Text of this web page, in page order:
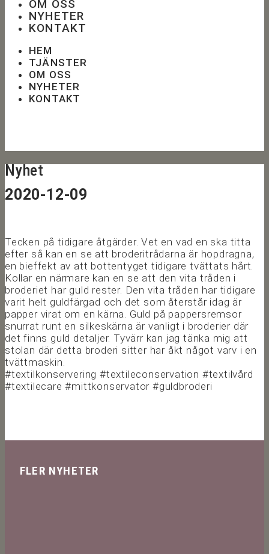
OM OSS
NYHETER
KONTAKT
HEM
TJÄNSTER
OM OSS
NYHETER
KONTAKT
Nyhet
2020-12-09
Tecken på tidigare åtgärder. Vet en vad en ska titta
efter så kan en se att broderitrådarna är hopdragna,
en bieffekt av att bottentyget tidigare tvättats hårt.
Kollar en närmare kan en se att den vita tråden i
broderiet har guld rester. Den vita tråden har tidigare
varit helt guldfärgad och det som återstår idag är
papper virat om en kärna. Guld på pappersremsor
snurrat runt en silkeskärna är vanligt i broderier där
det finns guld detaljer. Tyvärr kan jag tänka mig att
stolan där detta broderi sitter har åkt något varv i en
tvättmaskin.
#textilkonservering #textileconservation #textilvård
#textilecare #mittkonservator #guldbroderi
FLER NYHETER